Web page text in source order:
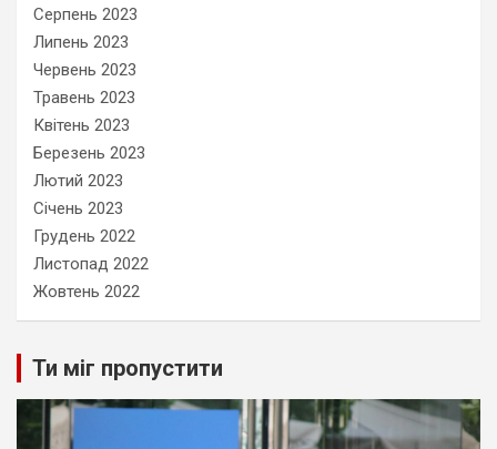
Серпень 2023
Липень 2023
Червень 2023
Травень 2023
Квітень 2023
Березень 2023
Лютий 2023
Січень 2023
Грудень 2022
Листопад 2022
Жовтень 2022
Ти міг пропустити